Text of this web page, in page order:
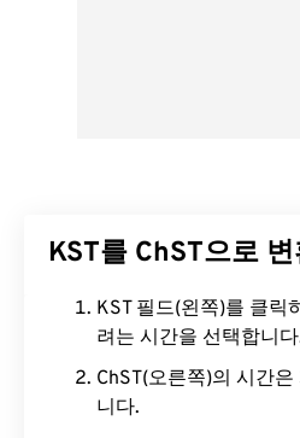
KST를 ChST으로
KST 필드(왼쪽)를 클릭
려는 시간을 선택합니
ChST(오른쪽)의 시간
니다.